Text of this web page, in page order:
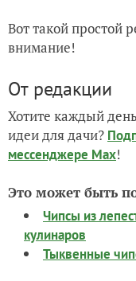
Вот такой простой
внимание!
От редакции
Хотите каждый
идеи для дачи?
мессенджере Max!
Это может быть
Чипсы из
кулинаров
Тыквенные